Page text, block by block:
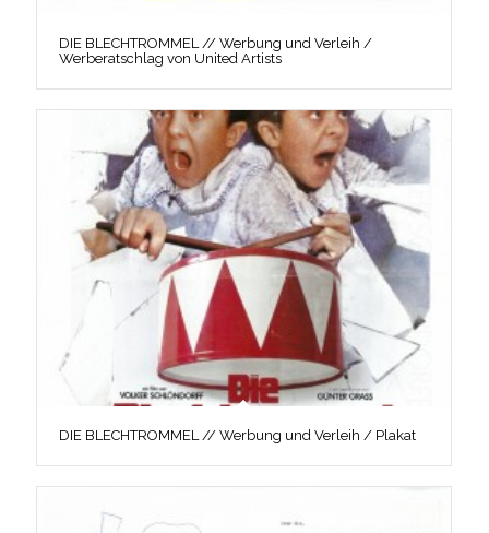
DIE BLECHTROMMEL // Werbung und Verleih /
Werberatschlag von United Artists
DIE BLECHTROMMEL // Werbung und Verleih / Plakat